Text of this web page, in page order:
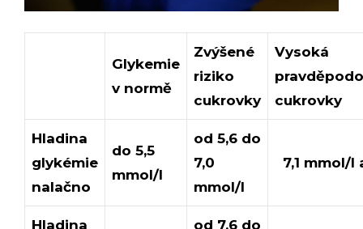
Glykemie
v normě
Zvýšené
riziko
cukrovky
Vysoká
cukrovky
Hladina
glykémie
nalačno
do 5,5
mmol/l
od 5,6 do
7,0
mmol/l
7,1 mmol/l
Hladina od 7,6 do